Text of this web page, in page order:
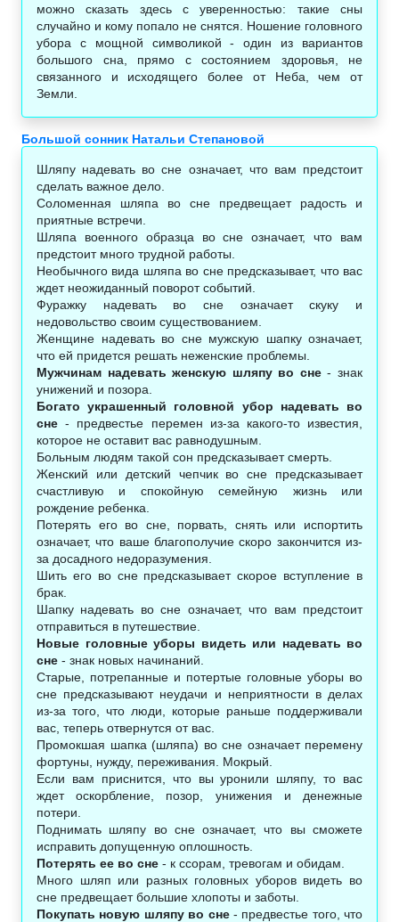
можно сказать здесь с уверенностью: такие сны
случайно и кому попало не снятся. Ношение головного
убора с мощной символикой - один из вариантов
большого сна, прямо с состоянием здоровья, не
связанного и исходящего более от Неба, чем от
Земли.
Большой сонник Натальи Степановой
Шляпу надевать во сне означает, что вам предстоит
сделать важное дело.
Соломенная шляпа во сне предвещает радость и
приятные встречи.
Шляпа военного образца во сне означает, что вам
предстоит много трудной работы.
Необычного вида шляпа во сне предсказывает, что вас
ждет неожиданный поворот событий.
Фуражку надевать во сне означает скуку и
недовольство своим существованием.
Женщине надевать во сне мужскую шапку означает,
что ей придется решать неженские проблемы.
Мужчинам надевать женскую шляпу во сне- знак
унижений и позора.
Богато украшенный головной убор надевать во
сне - предвестье перемен из-за какого-то известия,
которое не оставит вас равнодушным.
Больным людям такой сон предсказывает смерть.
Женский или детский чепчик во сне предсказывает
счастливую и спокойную семейную жизнь или
рождение ребенка.
Потерять его во сне, порвать, снять или испортить
означает, что ваше благополучие скоро закончится из-
за досадного недоразумения.
Шить его во сне предсказывает скорое вступление в
брак.
Шапку надевать во сне означает, что вам предстоит
отправиться в путешествие.
Новые головные уборы видеть или надевать во
сне - знак новых начинаний.
Старые, потрепанные и потертые головные уборы во
сне предсказывают неудачи и неприятности в делах
из-за того, что люди, которые раньше поддерживали
вас, теперь отвернутся от вас.
Промокшая шапка (шляпа) во сне означает перемену
фортуны, нужду, переживания. Мокрый.
Если вам приснится, что вы уронили шляпу, то вас
ждет оскорбление, позор, унижения и денежные
потери.
Поднимать шляпу во сне означает, что вы сможете
исправить допущенную оплошность.
Потерять ее во сне - к ссорам, тревогам и обидам.
Много шляп или разных головных уборов видеть во
сне предвещает большие хлопоты и заботы.
Покупать новую шляпу во сне- предвестье того, что